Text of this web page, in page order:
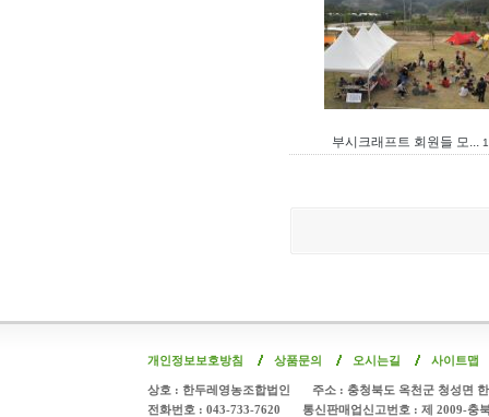
부시크래프트 회원들 모...
개인정보보호방침 상품문의 오시는길 사이트맵
상호 : 한두레영농조합법인
주소 : 충청북도 옥천군 청성면
전화번호 : 043-733-7620
통신판매업신고번호 : 제 2009-충